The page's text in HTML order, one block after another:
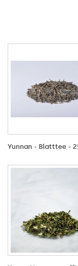
Yunnan - Blatttee -